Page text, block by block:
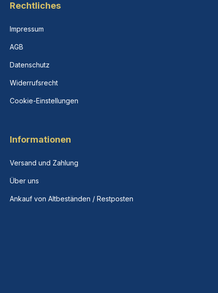
Rechtliches
Impressum
AGB
Datenschutz
Widerrufsrecht
Cookie-Einstellungen
Informationen
Versand und Zahlung
Über uns
Ankauf von Altbeständen / Restposten